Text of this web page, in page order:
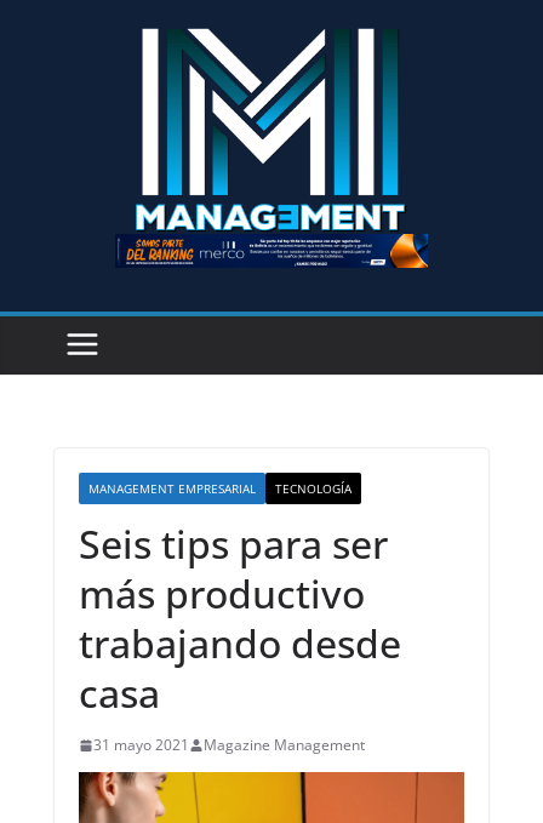
MANAGEMENT EMPRESARIAL TECNOLOGÍA
Seis tips para ser
más productivo
trabajando desde
casa
31 mayo 2021 Magazine Management